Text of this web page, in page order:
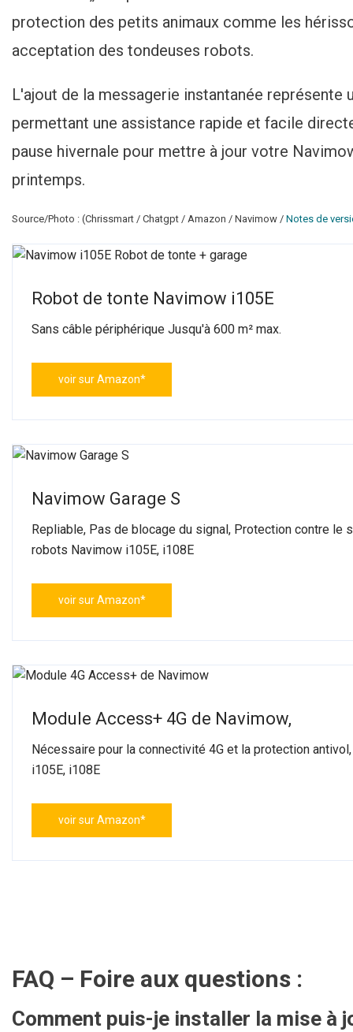
protection des petits animaux comme les
acceptation des tondeuses robots.
L'ajout de la messagerie instantanée
permettant une assistance rapide et facile
pause hivernale pour mettre à jour votre
printemps.
Source/Photo : (Chrissmart / Chatgpt / Amazon / Navimow / Notes de
Robot de tonte Navimow i105E
Sans câble périphérique Jusqu'à 600 m² max.
voir sur Amazon*
Navimow Garage S
Repliable, Pas de blocage du signal, Protection contre
robots Navimow i105E, i108E
voir sur Amazon*
Module Access+ 4G de Navimow,
Nécessaire pour la connectivité 4G et la protection
i105E, i108E
voir sur Amazon*
FAQ – Foire aux questions :
Comment puis-je installer la mise à